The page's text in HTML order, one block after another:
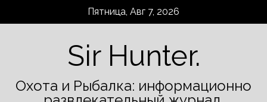
Пятница, Авг 7, 2026
Sir Hunter.
Охота и Рыбалка: информационно